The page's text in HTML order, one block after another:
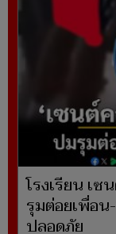
โรงเรียน เ
รุมต่อยเพื่อ
ปลอดภัย